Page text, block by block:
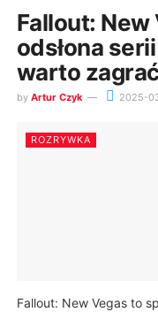
Fallout: New
odsłona
warto
by Artur Czyk 2025-
ROZRYWKA
Fallout: New Vegas to